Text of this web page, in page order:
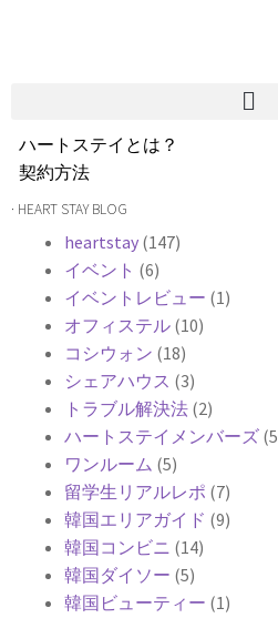
ハートステイとは？
契約方法
韓国不動産情報
よくある質問
Heartee
· HEART STAY BLOG
heartstay (147)
イベント (6)
イベントレビュー (1)
オフィステル (10)
コシウォン (18)
シェアハウス (3)
トラブル解決法 (2)
ハートステイメンバーズ
ワンルーム (5)
留学生リアルレポ (7)
韓国エリアガイド (9)
韓国コンビニ (14)
韓国ダイソー (5)
韓国ビューティー (1)